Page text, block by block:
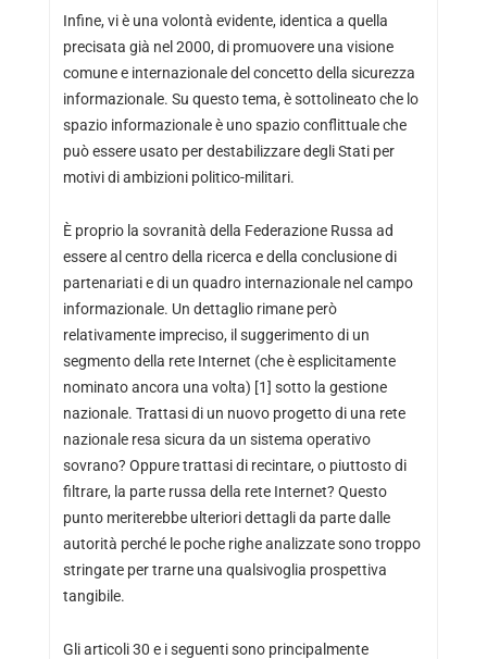
Infine, vi è una volontà evidente, identica a quella
precisata già nel 2000, di promuovere una visione
comune e internazionale del concetto della sicurezza
informazionale. Su questo tema, è sottolineato che lo
spazio informazionale è uno spazio conflittuale che
può essere usato per destabilizzare degli Stati per
motivi di ambizioni politico-militari.
È proprio la sovranità della Federazione Russa ad
essere al centro della ricerca e della conclusione di
partenariati e di un quadro internazionale nel campo
informazionale. Un dettaglio rimane però
relativamente impreciso, il suggerimento di un
segmento della rete Internet (che è esplicitamente
nominato ancora una volta) [1] sotto la gestione
nazionale. Trattasi di un nuovo progetto di una rete
nazionale resa sicura da un sistema operativo
sovrano? Oppure trattasi di recintare, o piuttosto di
filtrare, la parte russa della rete Internet? Questo
punto meriterebbe ulteriori dettagli da parte dalle
autorità perché le poche righe analizzate sono troppo
stringate per trarne una qualsivoglia prospettiva
tangibile.
Gli articoli 30 e i seguenti sono principalmente